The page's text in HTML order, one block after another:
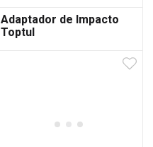
Adaptador de Impacto
Toptul